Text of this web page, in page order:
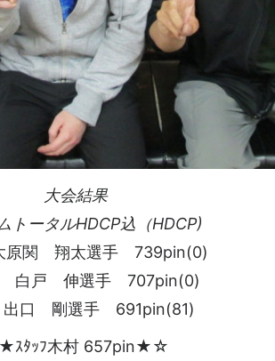
大会結果
トータルHDCP込（HDCP)
関 翔太選手 739pin(0)
白戸 伸選手 707pin(0)
口 剛選手 691pin(81)
ｽﾀｯﾌ木村 657pin★☆